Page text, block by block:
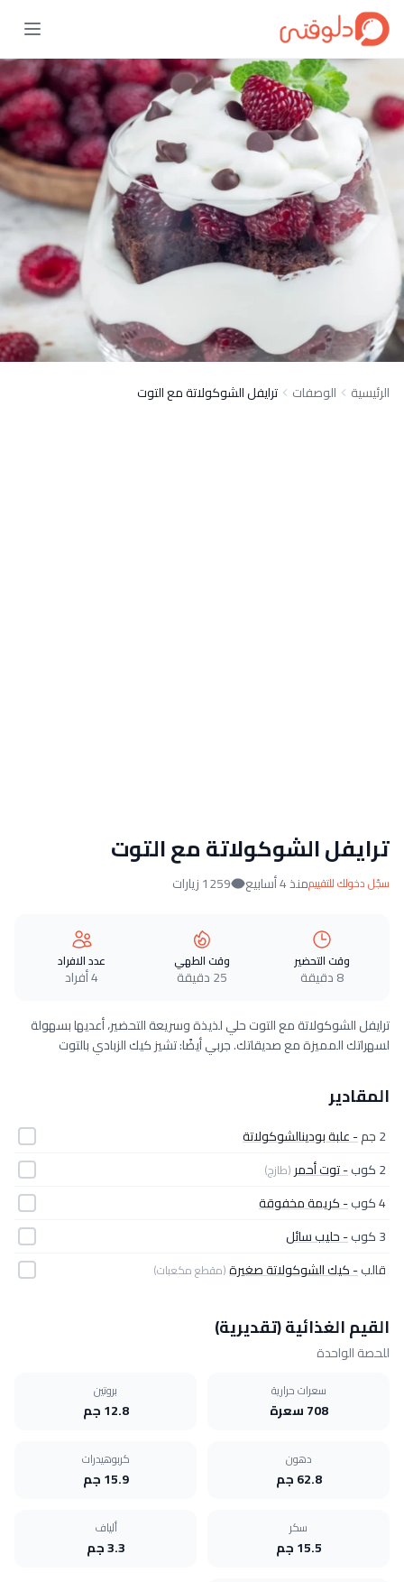
الرئيسية الوصفات ترايفل الشوكولاتة مع التوت
ترايفل الشوكولاتة مع التوت
سجّل دخولك للتقييممنذ 4 أسابيع 1259 زيارات
وقت التحضير
8 دقيقة
وقت الطهي
25 دقيقة
عدد الافراد
4 أفراد
ترايفل الشوكولاتة مع التوت حلي لذيذة وسريعة التحضير، أعديها بسهولة
لسهراتك المميزة مع صديقاتك. جربي أيضًا: تشيز كيك الزبادي بالتوت
المقادير
2 جم
- علبة بودينالشوكولاتة
2 كوب
- توت أحمر (طازج)
4 كوب
- كريمة مخفوقة
3 كوب
- حليب سائل
قالب- كيك الشوكولاتة صغيرة(مقطع مكعبات)
القيم الغذائية (تقديرية)
للحصة الواحدة
سعرات حرارية
708 سعرة
بروتين
12.8 جم
دهون
62.8 جم
كربوهيدرات
15.9 جم
سكر
15.5 جم
ألياف
3.3 جم